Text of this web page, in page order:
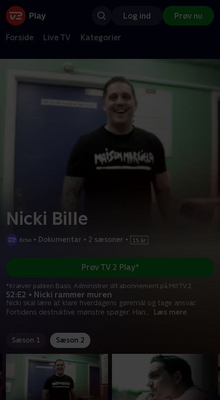
Log ind Prøv nu
Forside Live TV Kategorier
Nicki Bille
• Dokumentar • 2 sæsoner •
S2:E2 • Nicki rammer muren
Nicki skal lære at klare hverdagens gøremål og tage ansvar.
Fortidens destruktive mønstre spøger. Han... Læs mere
Prøv TV 2 Play*
*Kræver pakken Basis. Administrer dit abonnement på Mit TV 2.
Sæson 1 Sæson 2